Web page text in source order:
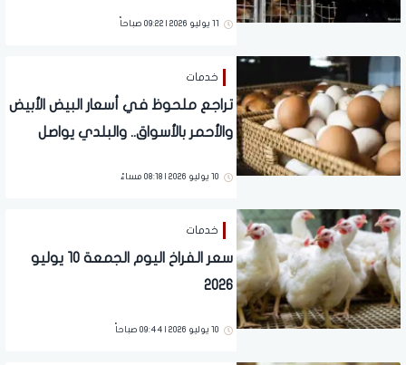
11 يوليو 2026 | 09:22 صباحاً
خدمات
تراجع ملحوظ في أسعار البيض الأبيض
والأحمر بالأسواق.. والبلدي يواصل
10 يوليو 2026 | 08:18 مساءً
خدمات
سعر الفراخ اليوم الجمعة 10 يوليو
2026
10 يوليو 2026 | 09:44 صباحاً